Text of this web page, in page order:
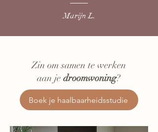
Marijn L.
Zin om samen te werken
aan je droomwoning?
Boek je haalbaarheidsstudie